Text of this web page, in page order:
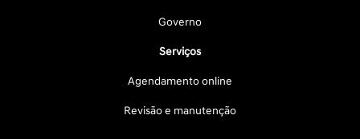
Governo
Serviços
Agendamento online
Revisão e manutenção